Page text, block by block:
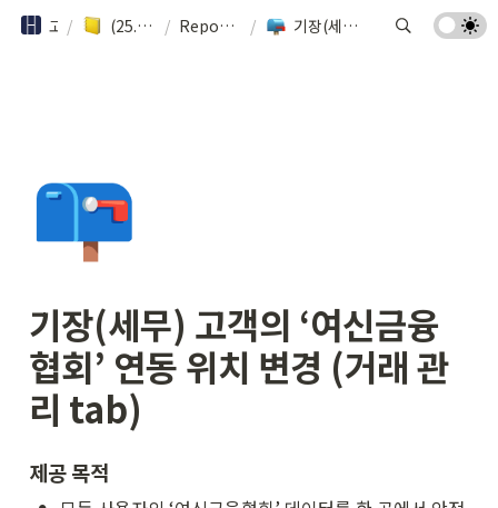
고객 안내서/ (25.08 이전) 혜움 레포트 업데이트 / Report Update (2024~) / 기장(세무) 고객의 ‘여신금융협회’ 연동 위치 변경 (거래 관리 tab)
📪
기장(세무) 고객의 ‘여신금융
협회’ 연동 위치 변경 (거래 관
리 tab)
제공 목적